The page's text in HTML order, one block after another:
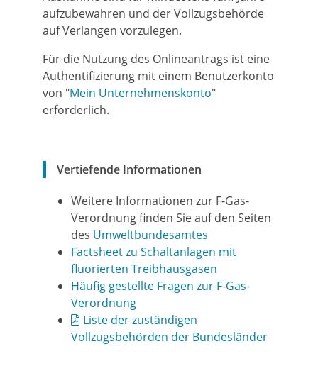
aufzubewahren und der Vollzugsbehörde
auf Verlangen vorzulegen.
Für die Nutzung des Onlineantrags ist eine
Authentifizierung mit einem Benutzerkonto
von "Mein Unternehmenskonto"
erforderlich.
Vertiefende Informationen
Weitere Informationen zur F-Gas-
Verordnung finden Sie auf den Seiten
des Umweltbundesamtes
Factsheet zu Schaltanlagen mit
fluorierten Treibhausgasen
Häufig gestellte Fragen zur F-Gas-
Verordnung
Liste der zuständigen
Vollzugsbehörden der Bundesländer